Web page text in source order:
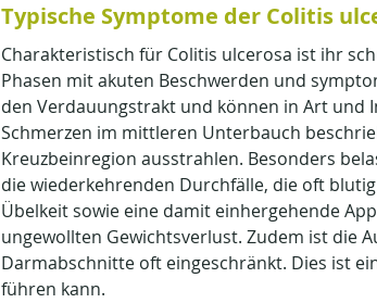
Typische Symptome der Colitis
Charakteristisch für Colitis ulcerosa ist ihr
Phasen mit akuten Beschwerden und
den Verdauungstrakt und können in Art
Schmerzen im mittleren Unterbauch
Kreuzbeinregion ausstrahlen. Besonders
die wiederkehrenden Durchfälle, die oft
Übelkeit sowie eine damit einhergehende
ungewollten Gewichtsverlust. Zudem ist die
Darmabschnitte oft eingeschränkt. Dies ist
führen kann.